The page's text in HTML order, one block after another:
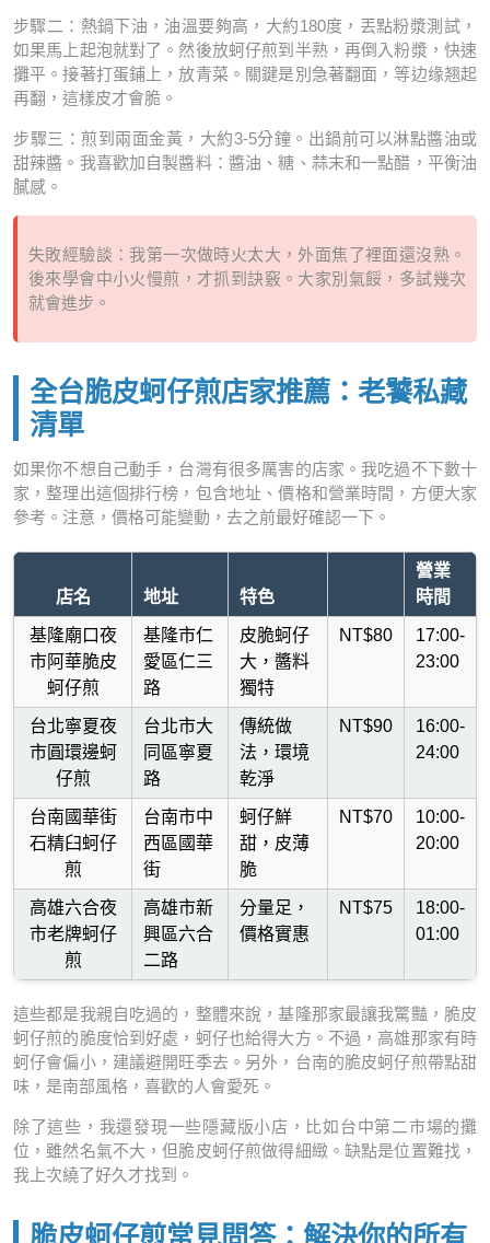
步驟二：熱鍋下油，油溫要夠高，大約180度，丟點粉漿測試，
如果馬上起泡就對了。然後放蚵仔煎到半熟，再倒入粉漿，快速
攤平。接著打蛋鋪上，放青菜。關鍵是別急著翻面，等边缘翘起
再翻，這樣皮才會脆。
步驟三：煎到兩面金黃，大約3-5分鐘。出鍋前可以淋點醬油或
甜辣醬。我喜歡加自製醬料：醬油、糖、蒜末和一點醋，平衡油
膩感。
失敗經驗談：我第一次做時火太大，外面焦了裡面還沒熟。
後來學會中小火慢煎，才抓到訣竅。大家別氣餒，多試幾次
就會進步。
全台脆皮蚵仔煎店家推薦：老饕私藏
清單
如果你不想自己動手，台灣有很多厲害的店家。我吃過不下數十
家，整理出這個排行榜，包含地址、價格和營業時間，方便大家
參考。注意，價格可能變動，去之前最好確認一下。
店名 地址 特色
營業
時間
基隆廟口夜
市阿華脆皮
蚵仔煎
基隆市仁
愛區仁三
路
皮脆蚵仔
大，醬料
獨特
NT$80
17:00-
23:00
台北寧夏夜
市圓環邊蚵
仔煎
台北市大
同區寧夏
路
傳統做
法，環境
乾淨
NT$90
16:00-
24:00
台南國華街
石精臼蚵仔
煎
台南市中
西區國華
街
蚵仔鮮
甜，皮薄
脆
NT$70
10:00-
20:00
高雄六合夜
市老牌蚵仔
煎
高雄市新
興區六合
二路
分量足，
價格實惠
NT$75
18:00-
01:00
這些都是我親自吃過的，整體來說，基隆那家最讓我驚豔，脆皮
蚵仔煎的脆度恰到好處，蚵仔也給得大方。不過，高雄那家有時
蚵仔會偏小，建議避開旺季去。另外，台南的脆皮蚵仔煎帶點甜
味，是南部風格，喜歡的人會愛死。
除了這些，我還發現一些隱藏版小店，比如台中第二市場的攤
位，雖然名氣不大，但脆皮蚵仔煎做得細緻。缺點是位置難找，
我上次繞了好久才找到。
脆皮蚵仔煎常見問答：解決你的所有